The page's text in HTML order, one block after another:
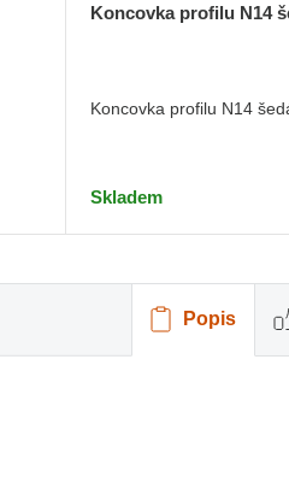
Koncovka profilu N14
Koncovka profilu N14
Skladem
Popis